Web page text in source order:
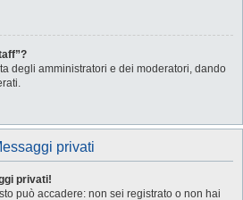
degli amministratori e dei moderatori, dando
privati
privati!
può accadere: non sei registrato o non hai